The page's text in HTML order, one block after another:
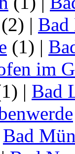
(2) | Bad
(1) |
im
| Bad
Bad